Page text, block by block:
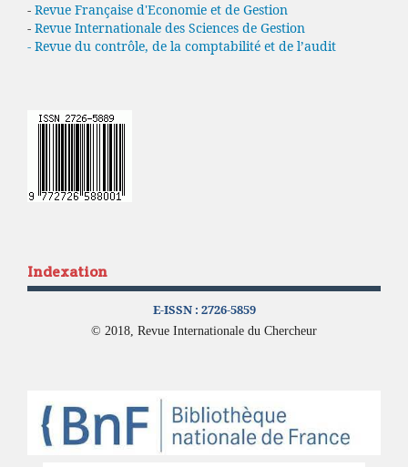
- Revue Française d'Economie et de Gestion
- Revue Internationale des Sciences de Gestion
- Revue du contrôle, de la comptabilité et de l’audit
Indexation
E-ISSN : 2726-5859
© 2018, Revue Internationale du Chercheur